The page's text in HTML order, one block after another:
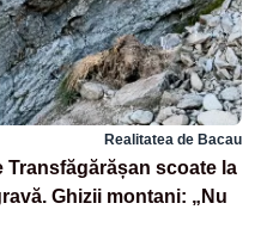
Realitatea de Bacau
scoate la
Ghizii montani: „Nu